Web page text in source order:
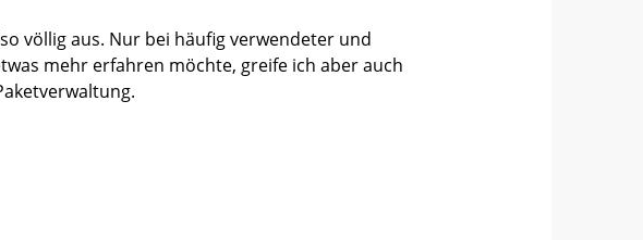
völlig aus. Nur bei häufig verwendeter und
mehr erfahren möchte, greife ich aber auch